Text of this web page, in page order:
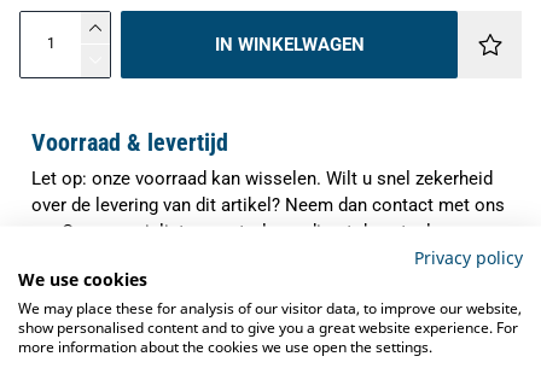
IN WINKELWAGEN
Voorraad & levertijd
Let op: onze voorraad kan wisselen. Wilt u snel zekerheid
over de levering van dit artikel? Neem dan contact met ons
op. Onze specialisten controleren direct de actuele
voorraad en verwachte levertijd, zodat u precies weet waar
u aan toe bent.
✓ Indien op voorraad binnen1-3 werkdagen
verzonden
Privacy policy
We use cookies
We may place these for analysis of our visitor data, to improve our website,
show personalised content and to give you a great website experience. For
more information about the cookies we use open the settings.